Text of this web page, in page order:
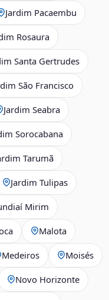
Jardim Pacaembu
Rosaura
Santa Gertrudes
São Francisco
Jardim Seabra
Sorocabana
Tarumã
Jardim Tulipas
Mirim
Malota
Medeiros Moisés
Novo Horizonte